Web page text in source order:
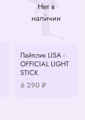
Нет в
наличии
Лайтстик LISA -
OFFICIAL LIGHT
STICK
6 290 ₽